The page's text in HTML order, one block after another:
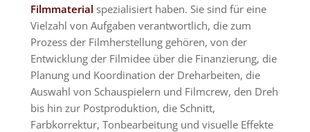
Filmmaterial spezialisiert haben. Sie sind für eine
Vielzahl von Aufgaben verantwortlich, die zum
Prozess der Filmherstellung gehören, von der
Entwicklung der Filmidee über die Finanzierung, die
Planung und Koordination der Dreharbeiten, die
Auswahl von Schauspielern und Filmcrew, den Dreh
bis hin zur Postproduktion, die Schnitt,
Farbkorrektur, Tonbearbeitung und visuelle Effekte